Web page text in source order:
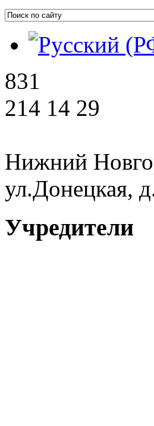
831
214 14 29
Нижний
ул.Донецкая,
Учредители